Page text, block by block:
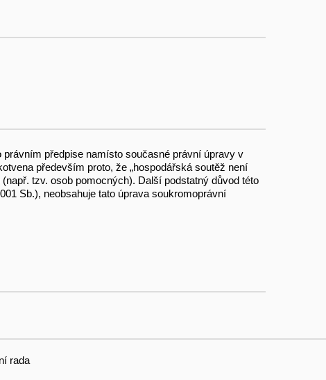
předpise namísto současné právní úpravy v
především proto, že „hospodářská soutěž není
tzv. osob pomocných). Další podstatný důvod této
Sb.), neobsahuje tato úprava soukromoprávní
rada